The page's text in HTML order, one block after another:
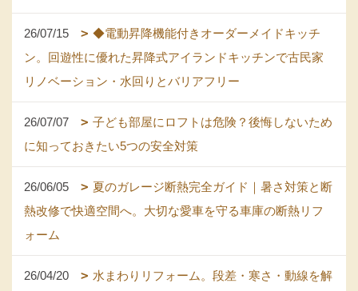
26/07/15
◆電動昇降機能付きオーダーメイドキッチ
ン。回遊性に優れた昇降式アイランドキッチンで古民家
リノベーション・水回りとバリアフリー
26/07/07
子ども部屋にロフトは危険？後悔しないため
に知っておきたい5つの安全対策
26/06/05
夏のガレージ断熱完全ガイド｜暑さ対策と断
熱改修で快適空間へ。大切な愛車を守る車庫の断熱リフ
ォーム
26/04/20
水まわりリフォーム。段差・寒さ・動線を解